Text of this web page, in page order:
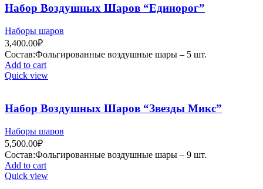
Набор Воздушных Шаров “Единорог”
Наборы шаров
3,400.00₽
Состав:Фольгированные воздушные шары – 5 шт.
Add to cart
Quick view
Набор Воздушных Шаров “Звезды Микс”
Наборы шаров
5,500.00₽
Состав:Фольгированные воздушные шары – 9 шт.
Add to cart
Quick view